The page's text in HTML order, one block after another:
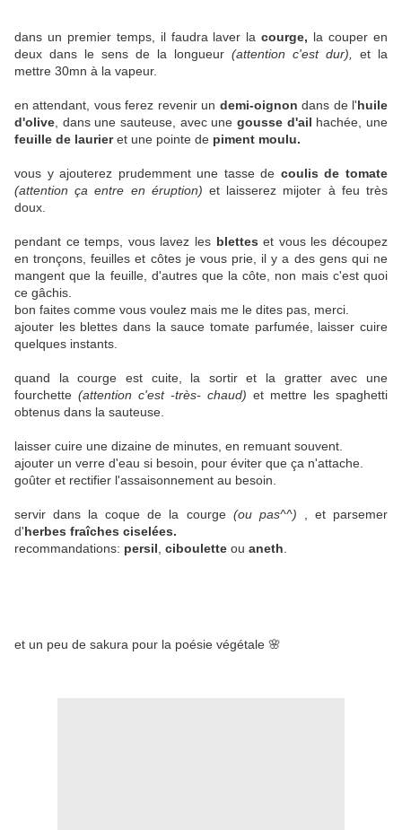
dans un premier temps, il faudra laver lacourge, la couper en
deux dans le sens de la longueur (attention c'est dur),
et la
mettre 30mn à la vapeur.
en attendant, vous ferez revenir un demi-oignon dans de l'huile
d'olive , dans une sauteuse, avec une gousse d'ail hachée, une
feuille de laurieret une pointe de piment moulu.
vous y ajouterez prudemment une tasse de coulis de tomate
(attention ça entre en éruption) et laisserez mijoter à feu très
doux.
pendant ce temps, vous lavez les bletteset vous les découpez
en tronçons, feuilles et côtes je vous prie, il y a des gens qui ne
mangent que la feuille, d'autres que la côte, non mais c'est quoi
ce gâchis.
bon faites comme vous voulez mais me le dites pas, merci.
ajouter les blettes dans la sauce tomate parfumée, laisser cuire
quelques instants.
quand la courge est cuite, la sortir et la gratter avec une
fourchette (attention c'est -très- chaud) et mettre les spaghetti
obtenus dans la sauteuse.
laisser cuire une dizaine de minutes, en remuant souvent.
ajouter un verre d'eau si besoin, pour éviter que ça n'attache.
goûter et rectifier l'assaisonnement au besoin.
servir dans la coque de la courge (ou pas^^)
, et parsemer
d'herbes fraîches ciselées.
recommandations: persil ciboulette ou aneth
et un peu de sakura pour la poésie végétale 🌸